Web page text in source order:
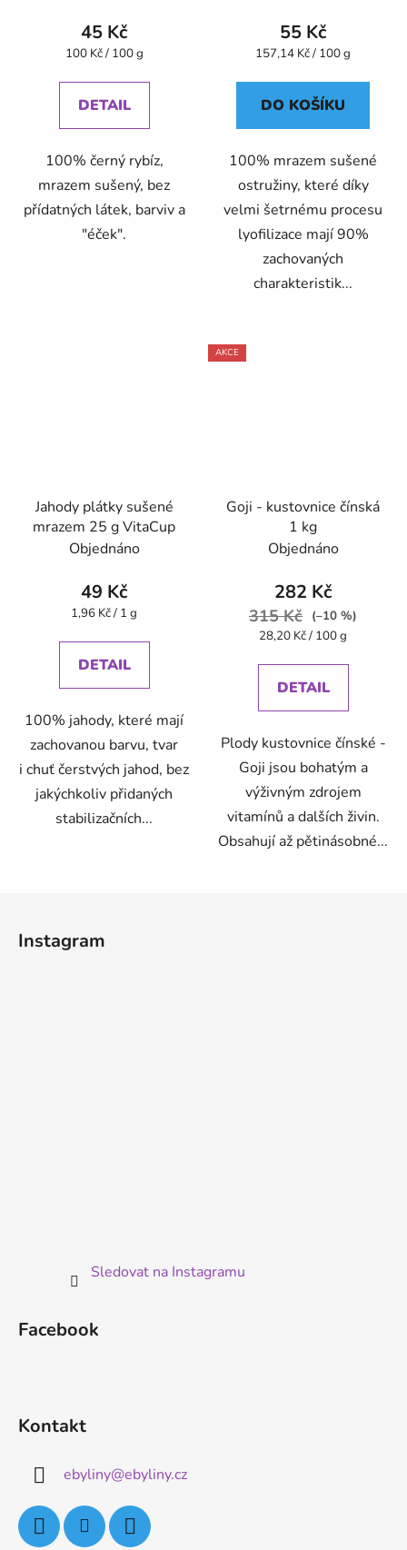
45 Kč
Měrná
100 Kč / 100 g
DETAIL
100% černý rybíz,
mrazem sušený, bez
přídatných látek, barviv a
"éček".
55 Kč
Měrná
157,14 Kč / 100 g
DO KOŠÍKU
100% mrazem sušené
ostružiny, které díky
velmi šetrnému procesu
lyofilizace mají 90%
zachovaných
charakteristik...
Jahody plátky sušené
mrazem 25 g VitaCup
Objednáno
49 Kč
Měrná
1,96 Kč / 1 g
DETAIL
100% jahody, které mají
zachovanou barvu, tvar
i chuť čerstvých jahod, bez
jakýchkoliv přidaných
stabilizačních...
AKCE
Goji - kustovnice čínská
1 kg
Objednáno
282 Kč
315 Kč
(–10 %)
Měrná
28,20 Kč / 100 g
DETAIL
Plody kustovnice čínské -
Goji jsou bohatým a
výživným zdrojem
vitamínů a dalších živin.
Obsahují až pětinásobné...
Instagram
Sledovat na Instagramu
Facebook
Kontakt
ebyliny@ebyliny.cz